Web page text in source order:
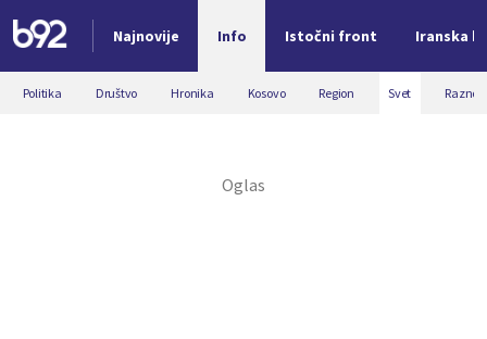
Najnovije Info Istočni front Iranska
Nova vest
Politika Društvo Hronika Kosovo Region Svet Razno